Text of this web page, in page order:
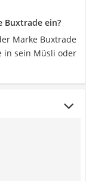
Buxtrade ein?
Marke Buxtrade
in sein Müsli oder